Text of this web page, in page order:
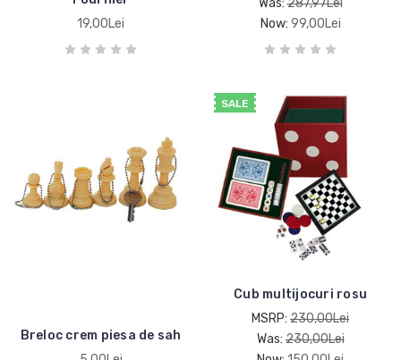
19,00Lei
Now: 99,00Lei
Breloc crem piesa de sah
SALE
Cub multijocuri rosu
MSRP: 230,00Lei
Was:230,00Lei